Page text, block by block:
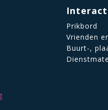
Prikbord
Vrienden
Buurt-,